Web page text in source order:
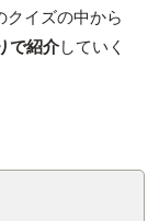
クイズの中から
で紹介していく